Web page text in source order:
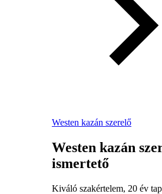
Westen kazán szerelő
Westen kazán
ismertető
Kiváló szakértelem, 20 év